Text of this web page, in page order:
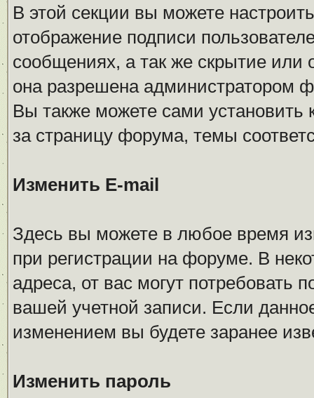
В этой секции вы можете
отображение подписи
сообщениях, а так же скрытие или
она разрешена администратором
Вы также можете сами
за страницу форума, темы
Изменить E-mail
Здесь вы можете в любое время
при регистрации на форуме. В
адреса, от вас могут потребовать
вашей учетной записи. Если
изменением вы будете заранее
Изменить пароль